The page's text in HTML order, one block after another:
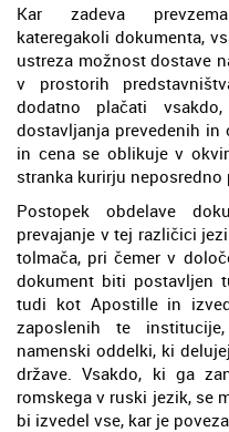
Kar zadeva
kateregakoli dokumenta,
ustreza možnost dostave
v prostorih
dodatno plačati
dostavljanja prevedenih
in cena se oblikuje v
stranka kurirju neposredno
Postopek obdelave
prevajanje v tej različici
tolmača, pri čemer v
dokument biti postavljen
tudi kot Apostille in
zaposlenih te
namenski oddelki, ki
države. Vsakdo, ki ga
romskega v ruski jezik, se
bi izvedel vse, kar je